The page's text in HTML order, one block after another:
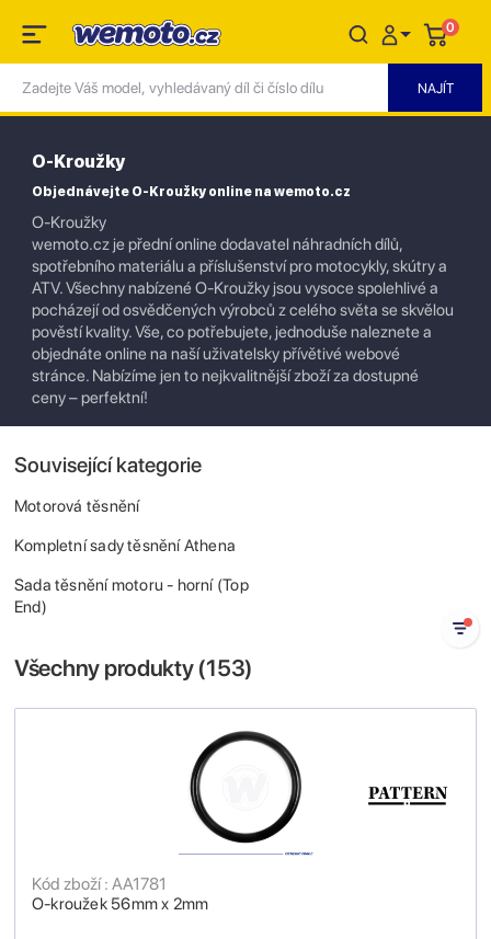
0
O-Kroužky
Objednávejte O-Kroužky online na wemoto.cz
O-Kroužky
wemoto.cz je přední online dodavatel náhradních dílů,
spotřebního materiálu a příslušenství pro motocykly, skútry a
ATV. Všechny nabízené O-Kroužky jsou vysoce spolehlivé a
pocházejí od osvědčených výrobců z celého světa se skvělou
pověstí kvality. Vše, co potřebujete, jednoduše naleznete a
objednáte online na naší uživatelsky přívětivé webové
stránce. Nabízíme jen to nejkvalitnější zboží za dostupné
ceny – perfektní!
Související kategorie
Motorová těsnění
Kompletní sady těsnění Athena
Sada těsnění motoru - horní (Top
End)
Všechny produkty (153)
O-kroužek 56mm x 2mm
Kód zboží : AA1781